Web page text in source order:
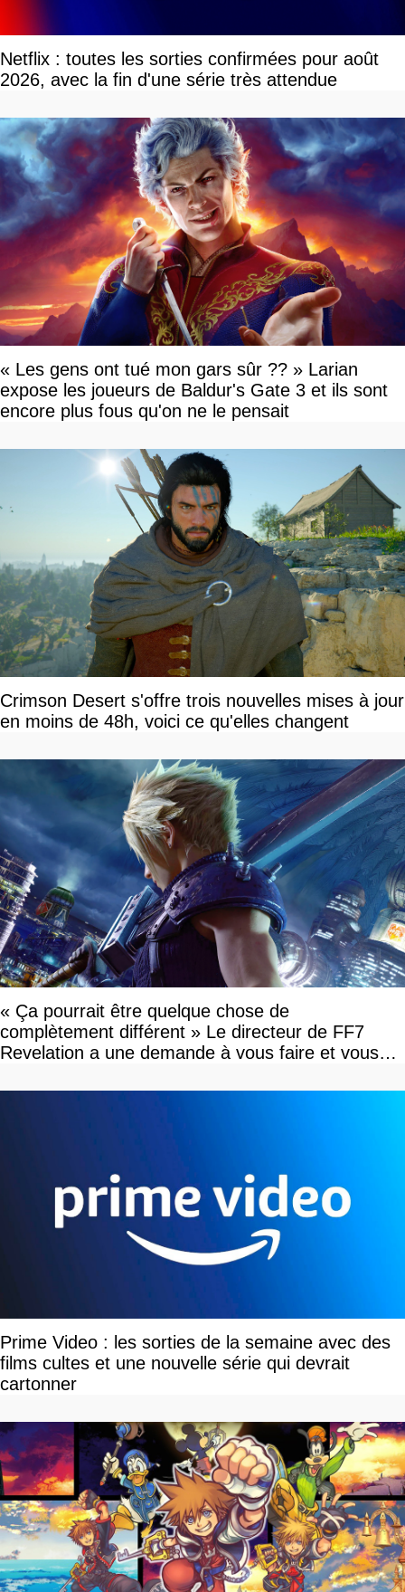
Netflix : toutes les sorties confirmées pour août
2026, avec la fin d'une série très attendue
« Les gens ont tué mon gars sûr ?? » Larian
expose les joueurs de Baldur's Gate 3 et ils sont
encore plus fous qu'on ne le pensait
Crimson Desert s'offre trois nouvelles mises à jour
en moins de 48h, voici ce qu'elles changent
« Ça pourrait être quelque chose de
complètement différent » Le directeur de FF7
Revelation a une demande à vous faire et vous
Prime Video : les sorties de la semaine avec des
films cultes et une nouvelle série qui devrait
cartonner